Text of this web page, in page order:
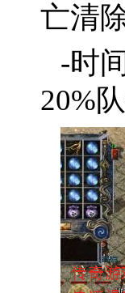
亡清
-时
20%